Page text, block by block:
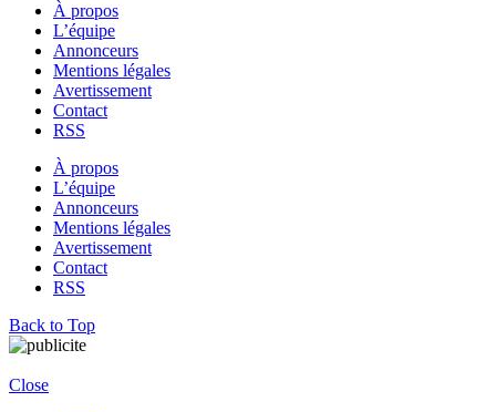
À propos
L’équipe
Annonceurs
Mentions légales
Avertissement
Contact
RSS
À propos
L’équipe
Annonceurs
Mentions légales
Avertissement
Contact
RSS
Back to Top
Close